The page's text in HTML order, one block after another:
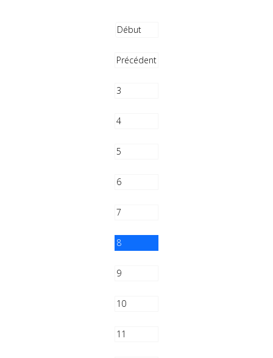
Début
Précédent
3
4
5
6
7
8
9
10
11